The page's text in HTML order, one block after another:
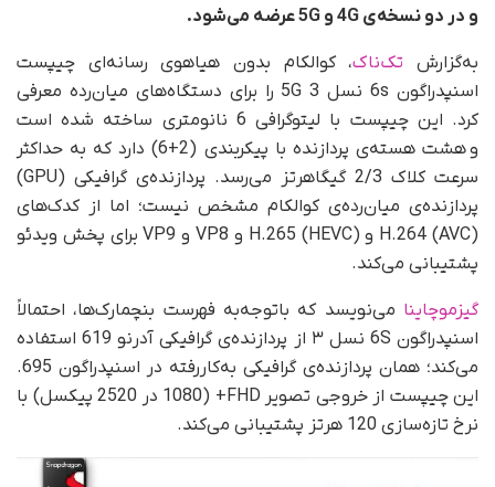
و در دو نسخه‌ی 4G و 5Gعرضه می‌شود.
به‌گزارش تک‌ناک، کوالکام بدون هیاهوی رسانه‌ای چیپست
اسنپدراگون 6s نسل 3 5G را برای دستگاه‌های میان‌رده معرفی
کرد. این چیپست با لیتوگرافی 6 نانومتری ساخته شده است
و هشت هسته‌ی پردازنده با پیکربندی (2+6) دارد که به حداکثر
سرعت کلاک 2/3 گیگاهرتز می‌رسد. پردازنده‌ی گرافیکی (GPU)
پردازنده‌ی میان‌رده‌ی کوالکام مشخص نیست؛ اما از کدک‌های
H.264 (AVC) و H.265 (HEVC) و VP8 و VP9 برای پخش ویدئو
پشتیبانی می‌کند.
گیزموچاینا می‌نویسد که با‌توجه‌به فهرست بنچمارک‌ها، احتمالاً
اسنپدراگون 6S نسل ۳ از پردازنده‌‌ی گرافیکی آدرنو 619 استفاده
می‌کند؛ همان پردازنده‌ی گرافیکی به‌کار‌رفته در اسنپدراگون 695.
این چیپست از خروجی تصویر FHD+ (1080 در 2520 پیکسل) با
نرخ تازه‌سازی 120 هرتز پشتیبانی می‌کند.